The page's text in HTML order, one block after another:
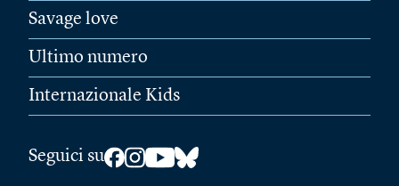
Savage love
Ultimo numero
Internazionale Kids
Seguici su